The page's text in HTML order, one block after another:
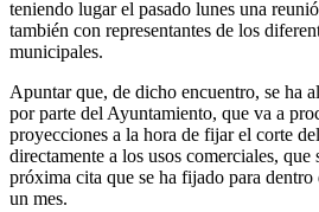
teniendo lugar el pasado lunes una
también con representantes de los
municipales.
Apuntar que, de dicho encuentro, se ha
por parte del Ayuntamiento, que va a
proyecciones a la hora de fijar el corte
directamente a los usos comerciales, que
próxima cita que se ha fijado para
un mes.